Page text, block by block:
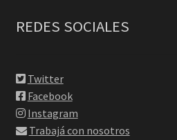
REDES SOCIALES
Twitter
Facebook
Instagram
Trabajá con nosotros